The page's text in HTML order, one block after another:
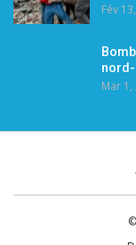
Fév
Mar 1,